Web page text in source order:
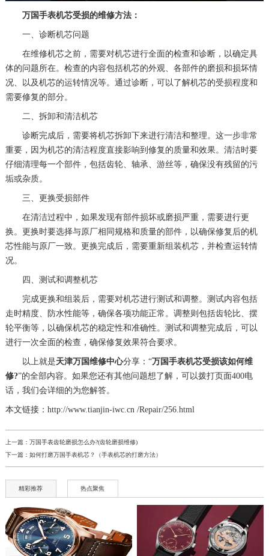
万国手表机芯受损的维修方法：
一、诊断机芯问题
在维修机芯之前，需要对机芯进行全面的检查和诊断，以确定具
体的问题所在。检查的内容包括机芯的外观、各部件的磨损和损坏情
况、以及机芯的运转情况等。通过诊断，可以了解机芯的受损程度和
需要修复的部分。
二、拆卸和清洁机芯
诊断完成后，需要将机芯拆卸下来进行清洁和整理。这一步非常
重要，因为机芯的清洁程度直接影响到修复的质量和效果。清洁时要
仔细清理每一个部件，包括齿轮、轴承、游丝等，确保没有残留的污
垢或杂质。
三、更换受损部件
在清洁过程中，如果发现有部件损坏或磨损严重，需要进行更
换。更换时要选择与原厂相同规格和质量的部件，以确保修复后的机
芯性能与原厂一致。更换完成后，需要重新组装机芯，并检查运转情
况。
四、测试和调整机芯
完成更换和组装后，需要对机芯进行测试和调整。测试内容包括
走时精度、防水性能等，确保各项功能正常。调整则包括齿轮比、摆
轮平衡等，以确保机芯的稳定性和准确性。测试和调整完成后，可以
进行一次全面的检查，确保修复效果符合要求。
以上就是天津万国维修中心分享：“万国手表机芯受损该如何维
修?”的全部内容。如果您还有其他问题想了解，可以拨打页面400电
话，我们会详细的为您解答。
本文链接：http://www.tianjin-iwc.cn /Repair/256.html
上一篇： 万国手表齿轮磨损怎么办?(齿轮磨损维修)
下一篇： 如何打磨万国手表机芯？（手表机芯的打磨方法）
精彩推荐 热点聚焦